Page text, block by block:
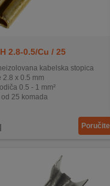
2.8-0.5/Cu / 25
kabelska stopica
2.8 x 0.5 mm
0.5 - 1 mm²
25 komada
Poručite